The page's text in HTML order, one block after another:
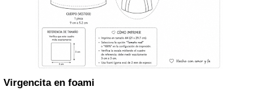
Virgencita en foami